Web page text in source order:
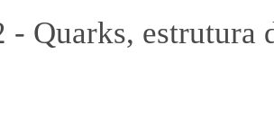
- Quarks, estrutura